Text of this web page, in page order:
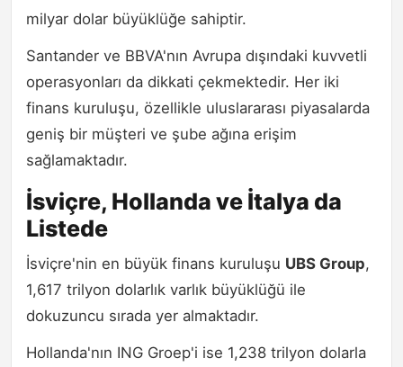
milyar dolar büyüklüğe sahiptir.
Santander ve BBVA'nın Avrupa dışındaki kuvvetli
operasyonları da dikkati çekmektedir. Her iki
finans kuruluşu, özellikle uluslararası piyasalarda
geniş bir müşteri ve şube ağına erişim
sağlamaktadır.
İsviçre, Hollanda ve İtalya da
Listede
İsviçre'nin en büyük finans kuruluşu UBS Group,
1,617 trilyon dolarlık varlık büyüklüğü ile
dokuzuncu sırada yer almaktadır.
Hollanda'nın ING Groep'i ise 1,238 trilyon dolarla